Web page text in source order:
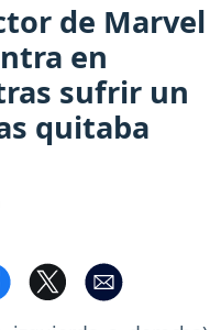
de Marvel
en
sufrir un
quitaba